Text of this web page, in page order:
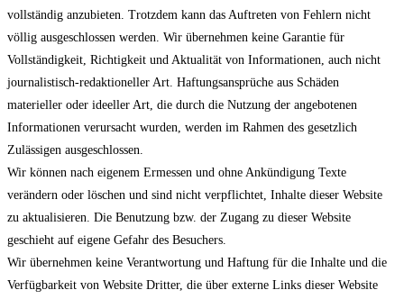
vollständig anzubieten. Trotzdem kann das Auftreten von Fehlern nicht
völlig ausgeschlossen werden. Wir übernehmen keine Garantie für
Vollständigkeit, Richtigkeit und Aktualität von Informationen, auch nicht
journalistisch-redaktioneller Art. Haftungsansprüche aus Schäden
materieller oder ideeller Art, die durch die Nutzung der angebotenen
Informationen verursacht wurden, werden im Rahmen des gesetzlich
Zulässigen ausgeschlossen.
Wir können nach eigenem Ermessen und ohne Ankündigung Texte
verändern oder löschen und sind nicht verpflichtet, Inhalte dieser Website
zu aktualisieren. Die Benutzung bzw. der Zugang zu dieser Website
geschieht auf eigene Gefahr des Besuchers.
Wir übernehmen keine Verantwortung und Haftung für die Inhalte und die
Verfügbarkeit von Website Dritter, die über externe Links dieser Website